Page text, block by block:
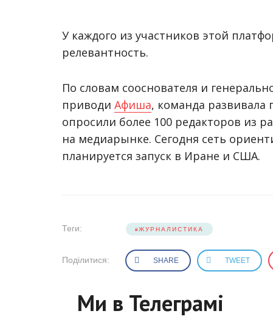
У каждого из участников этой
релевантность.
По словам сооснователя и
приводи Афиша, команда развивала
опросили более 100 редакторов из
на медиарынке. Сегодня сеть
планируется запуск в Иране и США.
Теги: ЖУРНАЛИСТИКА
Поділитися: SHARE TWEET
Ми в Телеграмі